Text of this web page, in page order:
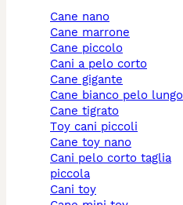
cane nano
cane marrone
cane piccolo
cani a pelo corto
cane gigante
cane bianco pelo lungo
cane tigrato
toy cani piccoli
cane toy nano
cani pelo corto taglia
piccola
cani toy